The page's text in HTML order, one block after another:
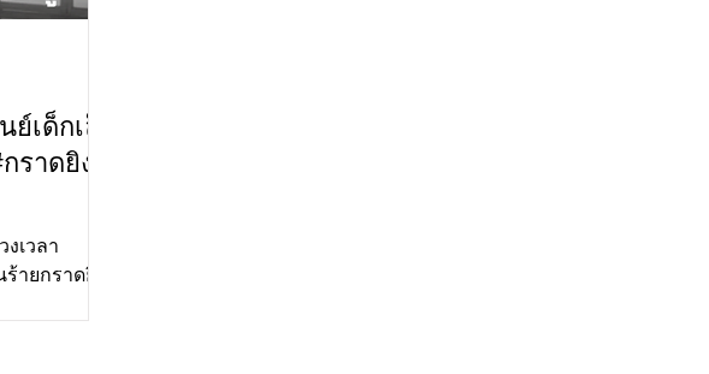
เด็กเล็ก
ราดยิง
เวลา
ายกราดยิง